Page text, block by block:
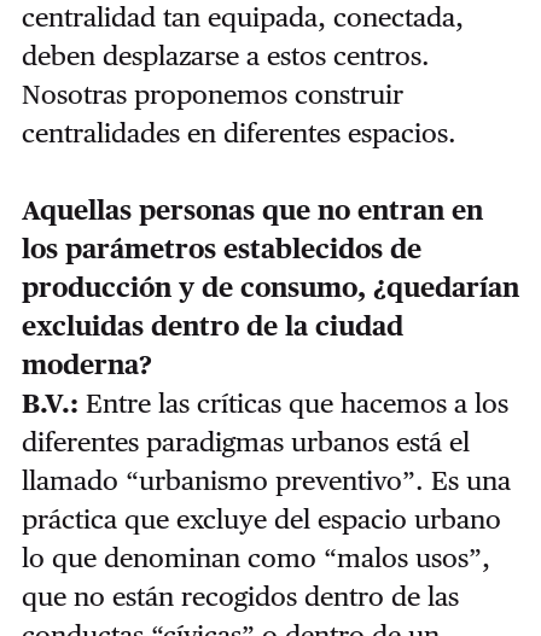
centralidad tan equipada, conectada,
deben desplazarse a estos centros.
Nosotras proponemos construir
centralidades en diferentes espacios.
Aquellas personas que no entran en
los parámetros establecidos de
producción y de consumo, ¿quedarían
excluidas dentro de la ciudad
moderna?
B.V.: Entre las críticas que hacemos a los
diferentes paradigmas urbanos está el
llamado “urbanismo preventivo”. Es una
práctica que excluye del espacio urbano
lo que denominan como “malos usos”,
que no están recogidos dentro de las